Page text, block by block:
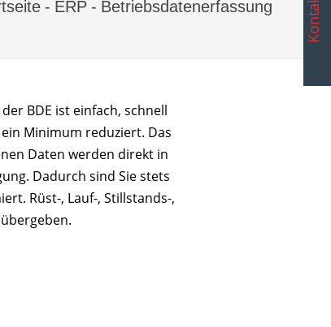
- ERP - Betriebsdatenerfassung
BDE ist einfach, schnell
Minimum reduziert. Das
Daten werden direkt in
Dadurch sind Sie stets
Rüst-, Lauf-, Stillstands-,
Kontakt